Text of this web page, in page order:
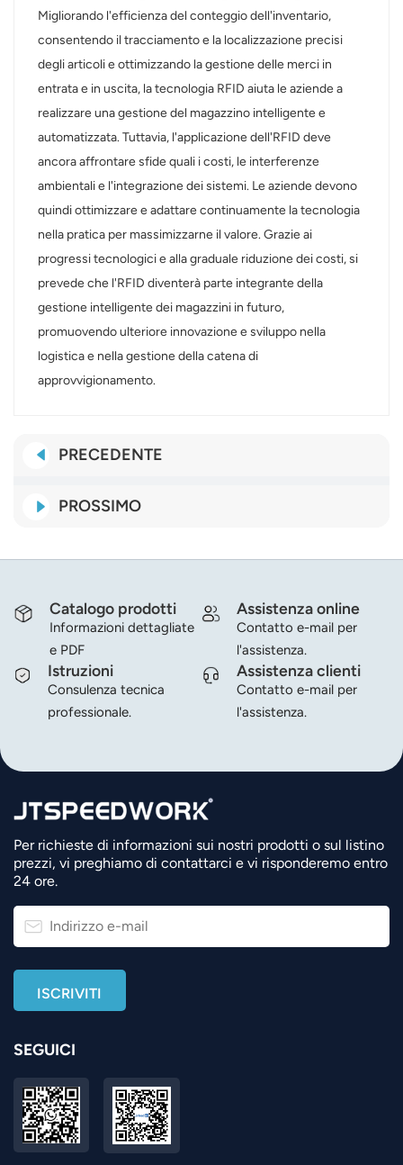
Migliorando l'efficienza del conteggio dell'inventario,
consentendo il tracciamento e la localizzazione precisi
degli articoli e ottimizzando la gestione delle merci in
entrata e in uscita, la tecnologia RFID aiuta le aziende a
realizzare una gestione del magazzino intelligente e
automatizzata. Tuttavia, l'applicazione dell'RFID deve
ancora affrontare sfide quali i costi, le interferenze
ambientali e l'integrazione dei sistemi. Le aziende devono
quindi ottimizzare e adattare continuamente la tecnologia
nella pratica per massimizzarne il valore. Grazie ai
progressi tecnologici e alla graduale riduzione dei costi, si
prevede che l'RFID diventerà parte integrante della
gestione intelligente dei magazzini in futuro,
promuovendo ulteriore innovazione e sviluppo nella
logistica e nella gestione della catena di
approvvigionamento.
PRECEDENTE
PROSSIMO
Catalogo prodotti
Informazioni dettagliate
e PDF
Assistenza online
Contatto e-mail per
l'assistenza.
Istruzioni
Consulenza tecnica
professionale.
Assistenza clienti
Contatto e-mail per
l'assistenza.
Per richieste di informazioni sui nostri prodotti o sul listino
prezzi, vi preghiamo di contattarci e vi risponderemo entro
24 ore.
SEGUICI